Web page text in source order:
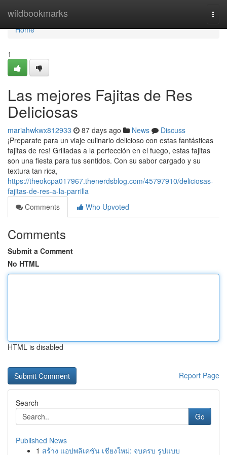
wildbookmarks
Home
Home
1
Las mejores Fajitas de Res
Deliciosas
mariahwkwx812933 87 days ago News
Discuss
¡Preparate para un viaje culinario delicioso con estas fantásticas
fajitas de res! Grilladas a la perfección en el fuego, estas fajitas
son una fiesta para tus sentidos. Con su sabor cargado y su
textura tan rica,
https://theokcpa017967.thenerdsblog.com/45797910/deliciosas-
fajitas-de-res-a-la-parrilla
Comments
Who Upvoted
Comments
Submit a Comment
No HTML
HTML is disabled
Report Page
Search
Go
Published News
1 สร้าง แอปพลิเคชัน เชียงใหม่: จบครบ รูปแบบ